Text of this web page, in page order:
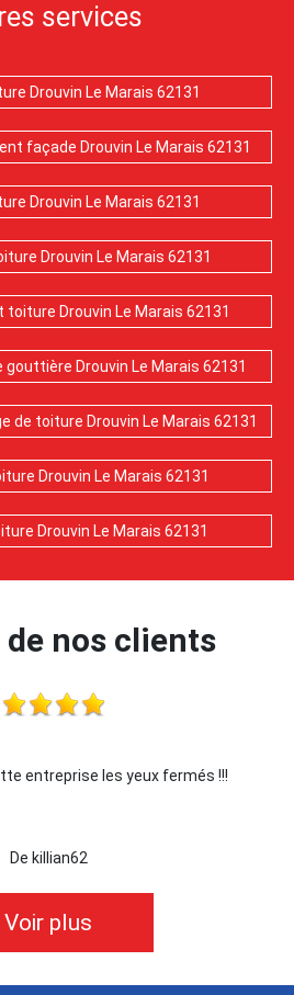
services
Drouvin Le Marais 62131
façade Drouvin Le Marais 62131
Drouvin Le Marais 62131
Drouvin Le Marais 62131
Drouvin Le Marais 62131
Drouvin Le Marais 62131
de toiture Drouvin Le Marais 62131
Drouvin Le Marais 62131
Drouvin Le Marais 62131
de nos clients
entreprise les yeux fermés !!!
De killian62
Voir plus